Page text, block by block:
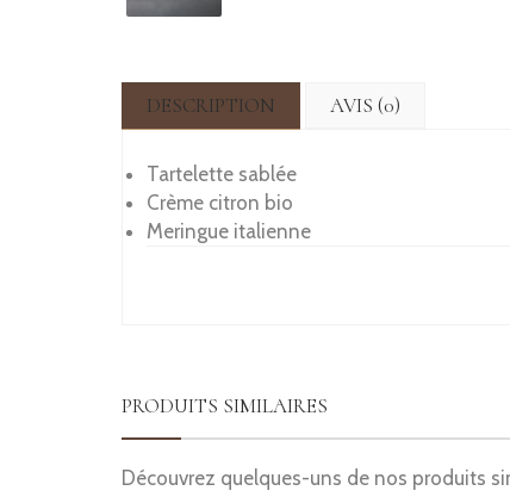
DESCRIPTION AVIS (0)
Tartelette sablée
Crème citron bio
Meringue italienne
PRODUITS SIMILAIRES
Découvrez quelques-uns de nos produits